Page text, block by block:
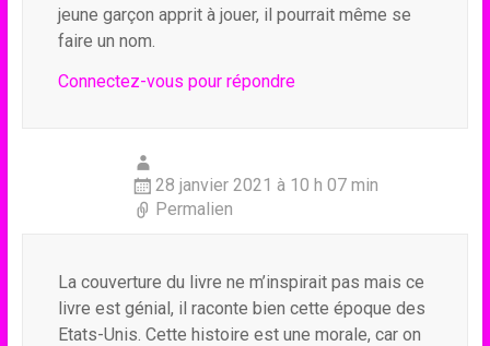
jeune garçon apprit à jouer, il pourrait même se
faire un nom.
Connectez-vous pour répondre
28 janvier 2021 à 10 h 07 min
Permalien
La couverture du livre ne m’inspirait pas mais ce
livre est génial, il raconte bien cette époque des
Etats-Unis. Cette histoire est une morale, car on